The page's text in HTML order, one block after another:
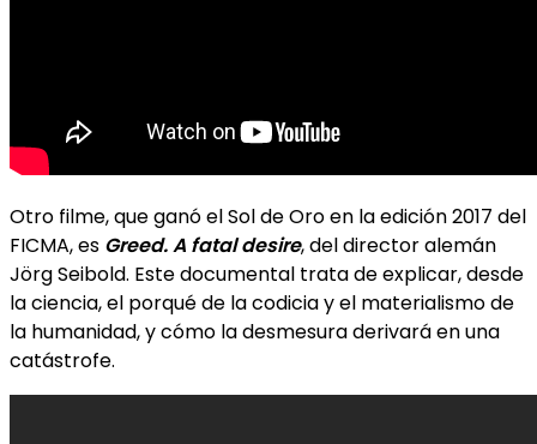
Otro filme, que ganó el Sol de Oro en la edición 2017 del
FICMA, es Greed. A fatal desire, del director alemán
Jörg Seibold. Este documental trata de explicar, desde
la ciencia, el porqué de la codicia y el materialismo de
la humanidad, y cómo la desmesura derivará en una
catástrofe.